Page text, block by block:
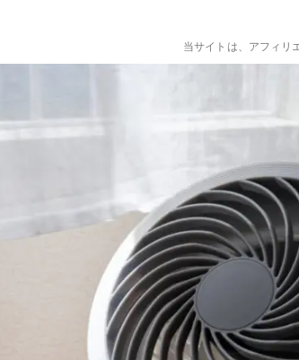
当サイトは、アフィリ